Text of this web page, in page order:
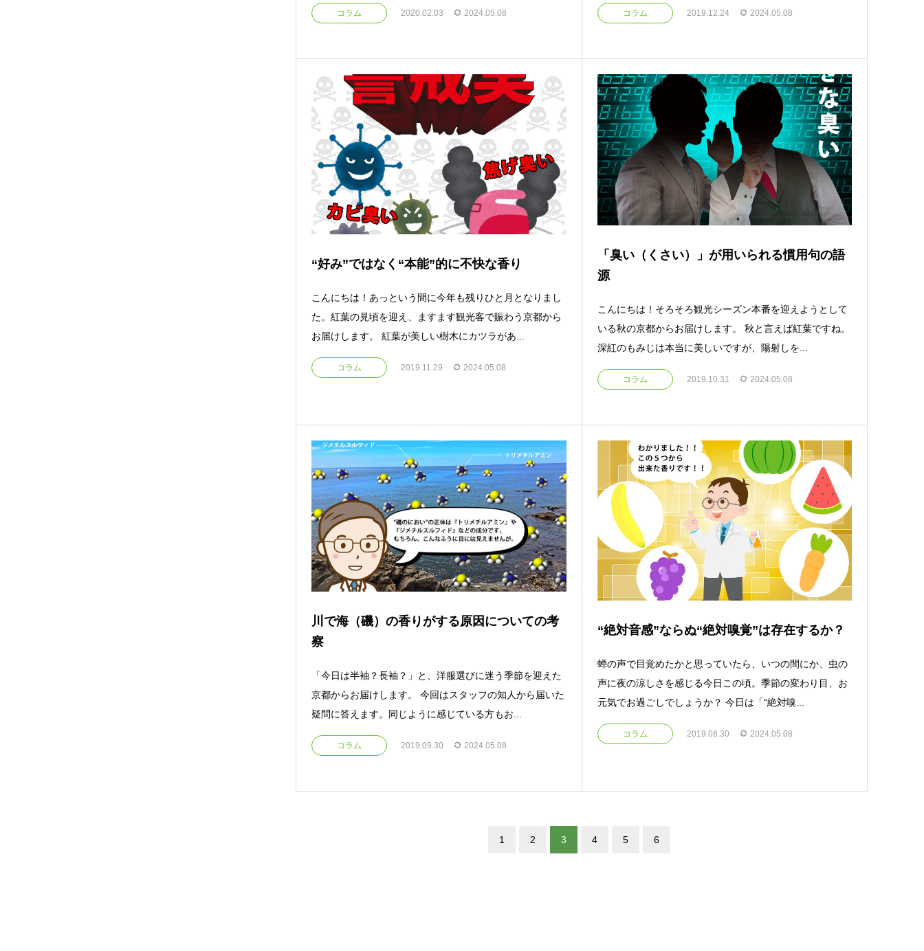
コラム 2020.02.03 2024.05.08 コラム 2019.12.24 2024.05.08
“好み”ではなく“本能”的に不快な香り
こんにちは！あっという間に今年も残りひと月となりまし
た。紅葉の見頃を迎え、ますます観光客で賑わう京都から
お届けします。 紅葉が美しい樹木にカツラがあ...
コラム 2019.11.29 2024.05.08
「臭い（くさい）」が用いられる慣用句の語
源
こんにちは！そろそろ観光シーズン本番を迎えようとして
いる秋の京都からお届けします。 秋と言えば紅葉ですね。
深紅のもみじは本当に美しいですが、陽射しを...
コラム 2019.10.31 2024.05.08
川で海（磯）の香りがする原因についての考
察
「今日は半袖？長袖？」と、洋服選びに迷う季節を迎えた
京都からお届けします。 今回はスタッフの知人から届いた
疑問に答えます。同じように感じている方もお...
コラム 2019.09.30 2024.05.08
“絶対音感”ならぬ“絶対嗅覚”は存在するか？
蝉の声で目覚めたかと思っていたら、いつの間にか、虫の
声に夜の涼しさを感じる今日この頃。季節の変わり目、お
元気でお過ごしでしょうか？ 今日は「“絶対嗅...
コラム 2019.08.30 2024.05.08
1 2 3 4 5 6